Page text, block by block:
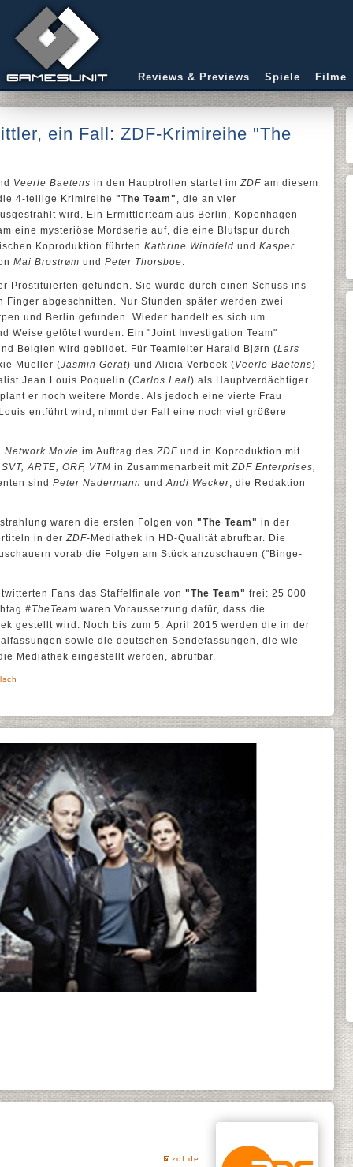
Reviews & Previews Spiele Filme
ein Fall: ZDF-Krimireihe "The
Veerle Baetens in den Hauptrollen startet imZDF am diesem
4-teilige Krimireihe "The Team" , die an vier
wird. Ein Ermittlerteam aus Berlin, Kopenhagen
eine mysteriöse Mordserie auf, die eine Blutspur durch
Koproduktion führten Kathrine Windfeld und Kasper
Mai Brostrøm und Peter Thorsboe.
Prostituierten gefunden. Sie wurde durch einen Schuss ins
abgeschnitten. Nur Stunden später werden zwei
und Berlin gefunden. Wieder handelt es sich um
Weise getötet wurden. Ein "Joint Investigation Team"
Belgien wird gebildet. Für Teamleiter Harald Bjørn (Lars
Mueller (Jasmin Gerat) und Alicia Verbeek (Veerle Baetens)
Jean Louis Poquelin (Carlos Leal) als Hauptverdächtiger
er noch weitere Morde. Als jedoch eine vierte Frau
entführt wird, nimmt der Fall eine noch viel größere
Network Movie im Auftrag desZDF und in Koproduktion mit
ARTE, ORF, VTM in Zusammenarbeit mitZDF Enterprises,
sind Peter Nadermann undAndi Wecker, die Redaktion
waren die ersten Folgen von "The Team" in der
in derZDF-Mediathek in HD-Qualität abrufbar. Die
vorab die Folgen am Stück anzuschauen ("Binge-
Fans das Staffelfinale von "The Team" frei: 25 000
#TheTeam waren Voraussetzung dafür, dass die
gestellt wird. Noch bis zum 5. April 2015 werden die in der
sowie die deutschen Sendefassungen, die wie
Mediathek eingestellt werden, abrufbar.
zdf.de